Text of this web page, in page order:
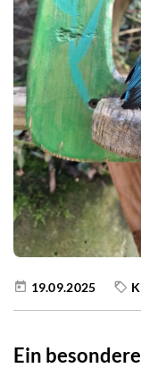
19.09.2025
Ein